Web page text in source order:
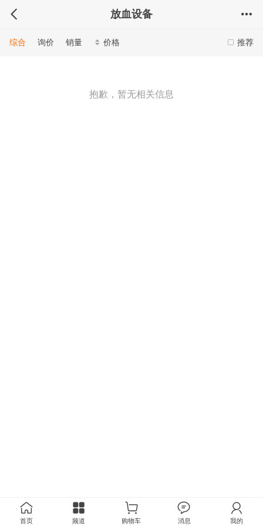
放血设备
推荐
综合 询价 销量 价格
抱歉，暂无相关信息
首页 频道 购物车 消息 我的